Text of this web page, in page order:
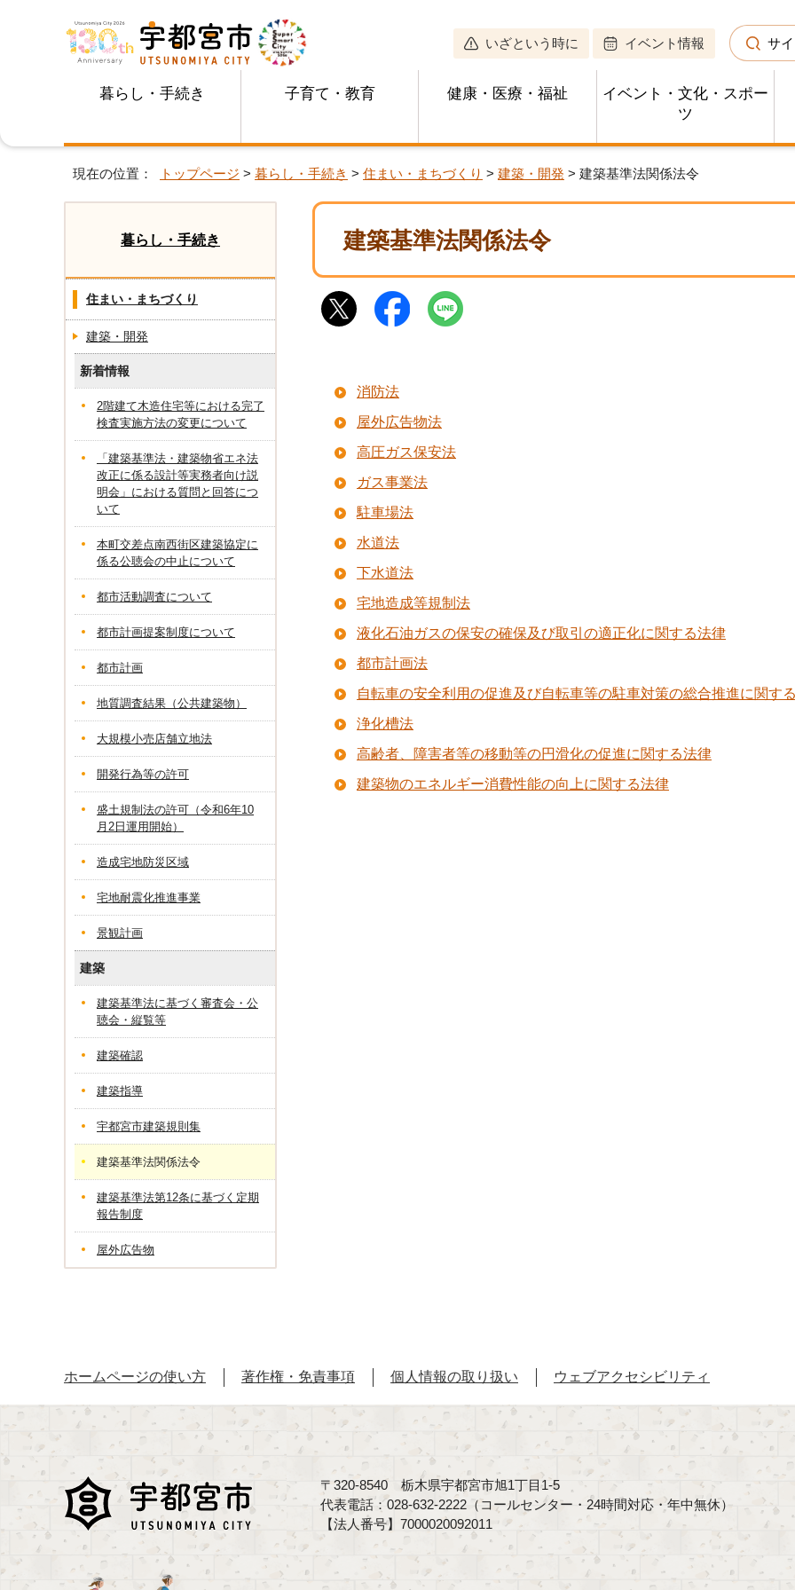
いざという時に イベント情報 サ
暮らし・手続き 子育て・教育 健康・医療・福祉
イベント・文化・スポー
ツ
現在の位置： トップページ > 暮らし・手続き > 住まい・まちづくり > 建築・開発 > 建築基準法関係法令
建築基準法関係法令
消防法
屋外広告物法
高圧ガス保安法
ガス事業法
駐車場法
水道法
下水道法
宅地造成等規制法
液化石油ガスの保安の確保及び取引の適正化に関する法律
都市計画法
自転車の安全利用の促進及び自転車等の駐車対策の総合推進に関す
浄化槽法
高齢者、障害者等の移動等の円滑化の促進に関する法律
建築物のエネルギー消費性能の向上に関する法律
暮らし・手続き
住まい・まちづくり
建築・開発
新着情報
2階建て木造住宅等における完了
検査実施方法の変更について
「建築基準法・建築物省エネ法
改正に係る設計等実務者向け説
明会」における質問と回答につ
いて
本町交差点南西街区建築協定に
係る公聴会の中止について
都市活動調査について
都市計画提案制度について
都市計画
地質調査結果（公共建築物）
大規模小売店舗立地法
開発行為等の許可
盛土規制法の許可（令和6年10
月2日運用開始）
造成宅地防災区域
宅地耐震化推進事業
景観計画
建築
建築基準法に基づく審査会・公
聴会・縦覧等
建築確認
建築指導
宇都宮市建築規則集
建築基準法関係法令
建築基準法第12条に基づく定期
報告制度
屋外広告物
ホームページの使い方 著作権・免責事項 個人情報の取り扱い ウェブアクセシビリティ
〒320-8540 栃木県宇都宮市旭1丁目1-5
代表電話：028-632-2222（コールセンター・24時間対応・年中無休）
【法人番号】7000020092011